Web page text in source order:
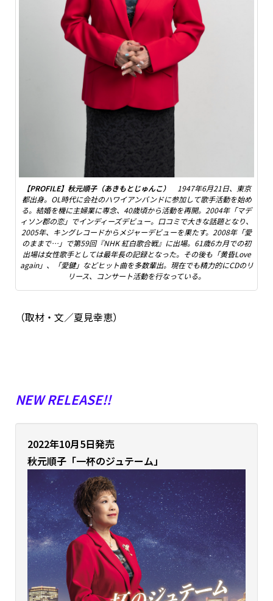
【PROFILE】秋元順子（あきもとじゅんこ）
1947年6月21日、東京
都出身。OL時代に会社のハワイアンバンドに参加して歌手活動を始め
る。結婚を機に主婦業に専念、40歳頃から活動を再開。2004年「マデ
ィソン郡の恋」でインディーズデビュー。口コミで大きな話題となり、
2005年、キングレコードからメジャーデビューを果たす。2008年「愛
のままで…」で第59回『NHK 紅白歌合戦』に出場。61歳6カ月での初
出場は女性歌手としては最年長の記録となった。その後も「黄昏Love
again」、「愛鍵」などヒット曲を多数輩出。現在でも精力的にCDのリ
リース、コンサート活動を行なっている。
（取材・文／夏見幸恵）
NEW RELEASE!!
2022年10月5日発売
秋元順子「一杯のジュテーム」